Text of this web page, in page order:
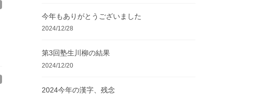
今年もありがとうございました
2024/12/28
第3回塾生川柳の結果
2024/12/20
2024今年の漢字、残念